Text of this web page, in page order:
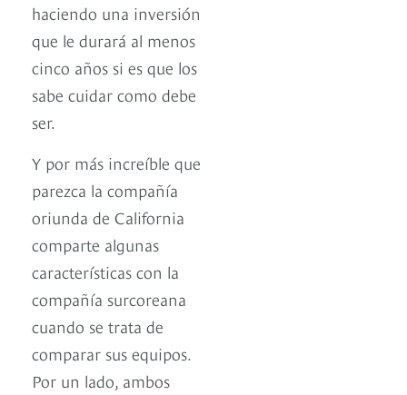
haciendo una inversión
que le durará al menos
cinco años si es que los
sabe cuidar como debe
ser.
Y por más increíble que
parezca la compañía
oriunda de California
comparte algunas
características con la
compañía surcoreana
cuando se trata de
comparar sus equipos.
Por un lado, ambos